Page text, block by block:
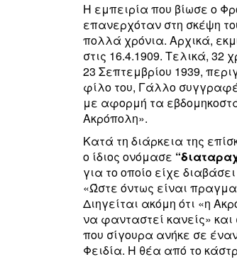
Η εμπειρία που βίωσε ο
επανερχόταν στη σκέψη
πολλά χρόνια. Αρχικά,
στις 16.4.1909. Τελικά, 32
23 Σεπτεμβρίου 1939,
φίλο του, Γάλλο
με αφορμή τα
Ακρόπολη».
Κατά τη διάρκεια της
ο ίδιος ονόμασε
για το οποίο είχε
«Ώστε όντως είναι
Διηγείται ακόμη ότι «η
να φανταστεί κανείς»
που σίγουρα ανήκε σε
Φειδία. Η θέα από το